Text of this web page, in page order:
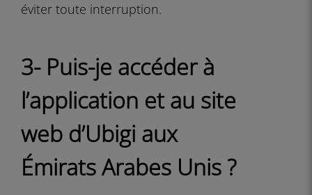
éviter toute interruption.
3- Puis-je accéder à
l’application et au site
web d’Ubigi aux
Émirats Arabes Unis ?